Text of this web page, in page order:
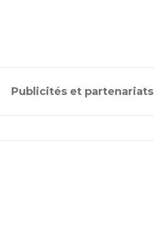
Publicités et partenariats